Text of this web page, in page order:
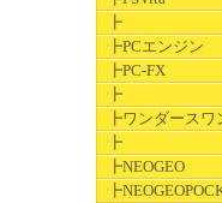
┣
┣PCエンジン
┣PC-FX
┣
┣ワンダースワ
┣
┣NEOGEO